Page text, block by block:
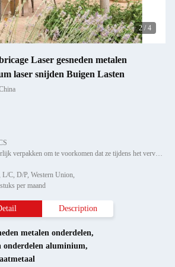
2 / 4
Laser gesneden metalen
laser snijden Buigen Lasten
Verpakking Details: Afzonderlijk verpakken om te voorkomen dat ze tijdens het vervoer beschadigd raken of krabben, vervo
C, D/P, Western Union,
per maand
Description
metalen onderdelen,
onderdelen aluminium,